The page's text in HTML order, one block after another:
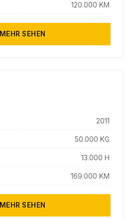
120.000 KM
MEHR SEHEN
2011
50.000 KG
13.000 H
169.000 KM
MEHR SEHEN